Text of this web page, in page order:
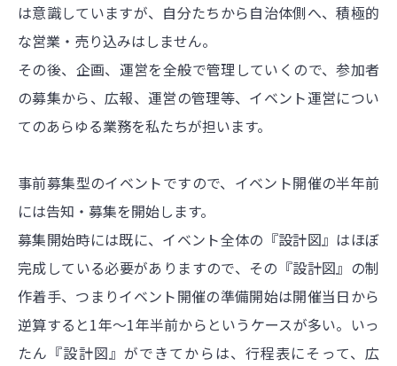
は意識していますが、自分たちから自治体側へ、積極的
な営業・売り込みはしません。
その後、企画、運営を全般で管理していくので、参加者
の募集から、広報、運営の管理等、イベント運営につい
てのあらゆる業務を私たちが担います。
事前募集型のイベントですので、イベント開催の半年前
には告知・募集を開始します。
募集開始時には既に、イベント全体の『設計図』はほぼ
完成している必要がありますので、その『設計図』の制
作着手、つまりイベント開催の準備開始は開催当日から
逆算すると1年～1年半前からというケースが多い。いっ
たん『設計図』ができてからは、行程表にそって、広